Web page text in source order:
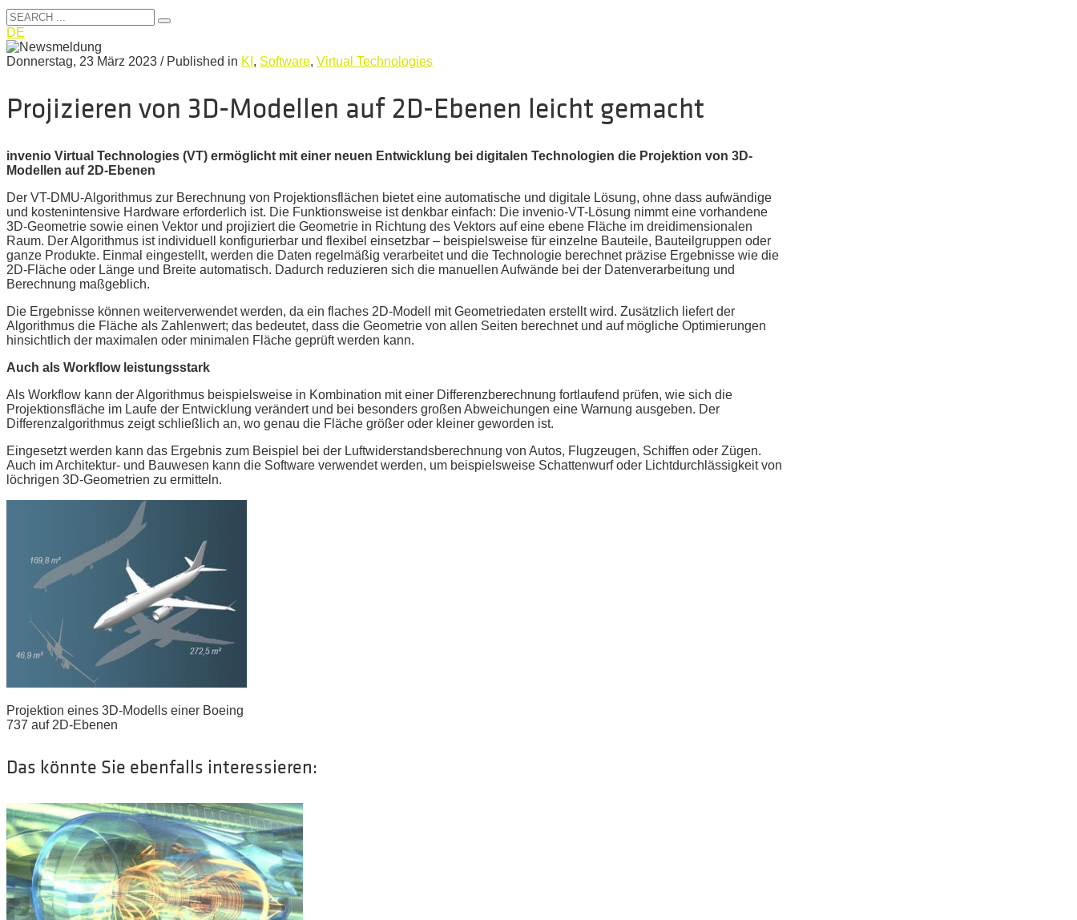
DE
Donnerstag, 23 März 2023 / Published in KI , Software, Virtual Technologies
Projizieren von 3D-Modellen auf 2D-Ebenen leicht gemacht
invenio Virtual Technologies (VT) ermöglicht mit einer neuen Entwicklung bei digitalen Technologien die Projektion von 3D-
Modellen auf 2D-Ebenen
Der VT-DMU-Algorithmus zur Berechnung von Projektionsflächen bietet eine automatische und digitale Lösung, ohne dass aufwändige
und kostenintensive Hardware erforderlich ist. Die Funktionsweise ist denkbar einfach: Die invenio-VT-Lösung nimmt eine vorhandene
3D-Geometrie sowie einen Vektor und projiziert die Geometrie in Richtung des Vektors auf eine ebene Fläche im dreidimensionalen
Raum. Der Algorithmus ist individuell konfigurierbar und flexibel einsetzbar – beispielsweise für einzelne Bauteile, Bauteilgruppen oder
ganze Produkte. Einmal eingestellt, werden die Daten regelmäßig verarbeitet und die Technologie berechnet präzise Ergebnisse wie die
2D-Fläche oder Länge und Breite automatisch. Dadurch reduzieren sich die manuellen Aufwände bei der Datenverarbeitung und
Berechnung maßgeblich.
Die Ergebnisse können weiterverwendet werden, da ein flaches 2D-Modell mit Geometriedaten erstellt wird. Zusätzlich liefert der
Algorithmus die Fläche als Zahlenwert; das bedeutet, dass die Geometrie von allen Seiten berechnet und auf mögliche Optimierungen
hinsichtlich der maximalen oder minimalen Fläche geprüft werden kann.
Auch als Workflow leistungsstark
Als Workflow kann der Algorithmus beispielsweise in Kombination mit einer Differenzberechnung fortlaufend prüfen, wie sich die
Projektionsfläche im Laufe der Entwicklung verändert und bei besonders großen Abweichungen eine Warnung ausgeben. Der
Differenzalgorithmus zeigt schließlich an, wo genau die Fläche größer oder kleiner geworden ist.
Eingesetzt werden kann das Ergebnis zum Beispiel bei der Luftwiderstandsberechnung von Autos, Flugzeugen, Schiffen oder Zügen.
Auch im Architektur- und Bauwesen kann die Software verwendet werden, um beispielsweise Schattenwurf oder Lichtdurchlässigkeit von
löchrigen 3D-Geometrien zu ermitteln.
Projektion eines 3D-Modells einer Boeing
737 auf 2D-Ebenen
Das könnte Sie ebenfalls interessieren: